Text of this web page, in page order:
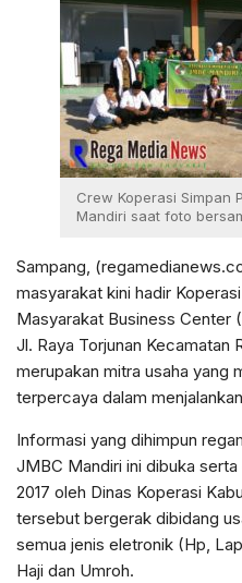
Crew Koperasi Simpan
Mandiri saat foto
Sampang,
masyarakat kini hadir
Masyarakat Business Center
Jl. Raya Torjunan Kecamatan
merupakan mitra usaha yang
terpercaya dalam
Informasi yang dihimpun
JMBC Mandiri ini dibuka
2017 oleh Dinas Koperasi
tersebut bergerak dibidang
semua jenis eletronik (Hp,
Haji dan Umroh.